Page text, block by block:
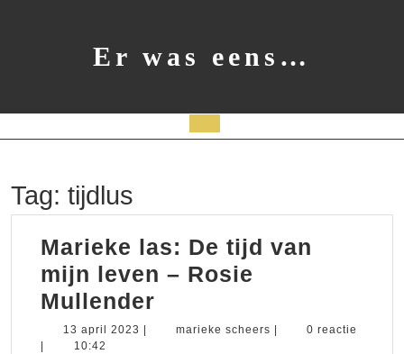
Er was eens…
Tag: tijdlus
Marieke las: De tijd van
mijn leven – Rosie
Mullender
las:
13 april 2023 13
marieke scheers marieke0 reactie
10:42